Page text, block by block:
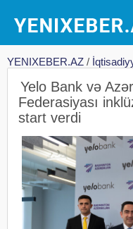
YENIXEBER.AZ /
Yelo Bank və
Federasiyası
start verdi